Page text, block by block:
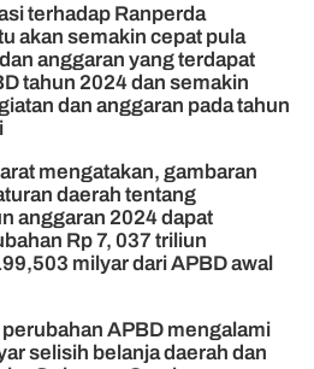
terhadap Ranperda
akan semakin cepat pula
anggaran yang terdapat
tahun 2024 dan semakin
dan anggaran pada tahun
mengatakan, gambaran
daerah tentang
anggaran 2024 dapat
Rp 7, 037 triliun
milyar dari APBD awal
APBD mengalami
selisih belanja daerah dan